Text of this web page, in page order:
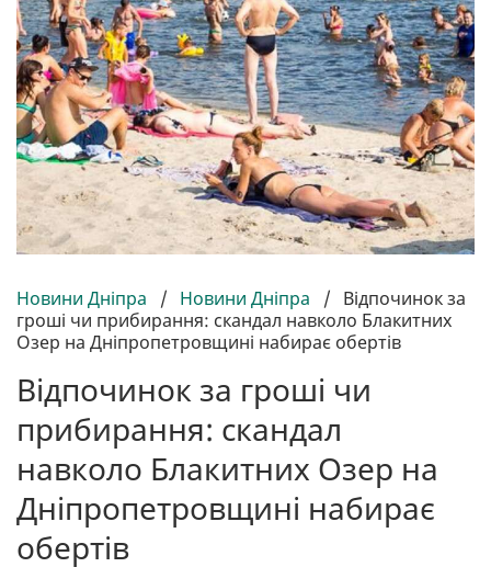
Новини Дніпра / Новини Дніпра / Відпочинок за
гроші чи прибирання: скандал навколо Блакитних
Озер на Дніпропетровщині набирає обертів
Відпочинок за гроші чи
прибирання: скандал
навколо Блакитних Озер на
Дніпропетровщині набирає
обертів